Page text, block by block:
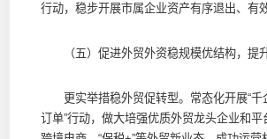
行动，稳步开展市属企业资产有序退出、有
（五）促进外贸外资稳规模优结构，提
更实举措稳外贸促转型。常态化开展“千
订单”行动，做大培强优质外贸龙头企业和